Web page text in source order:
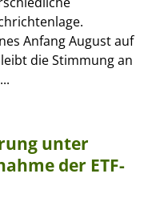
Anfang August auf
die Stimmung an
unter
der ETF-